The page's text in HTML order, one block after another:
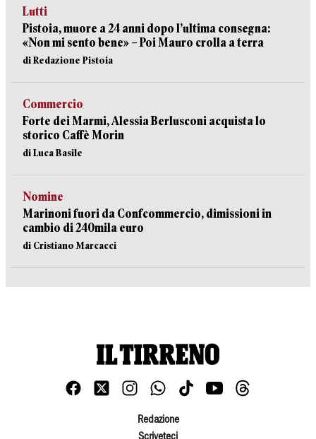
Lutti
Pistoia, muore a 24 anni dopo l’ultima consegna:
«Non mi sento bene» – Poi Mauro crolla a terra
di Redazione Pistoia
Commercio
Forte dei Marmi, Alessia Berlusconi acquista lo
storico Caffè Morin
di Luca Basile
Nomine
Marinoni fuori da Confcommercio, dimissioni in
cambio di 240mila euro
di Cristiano Marcacci
Redazione
Scriveteci